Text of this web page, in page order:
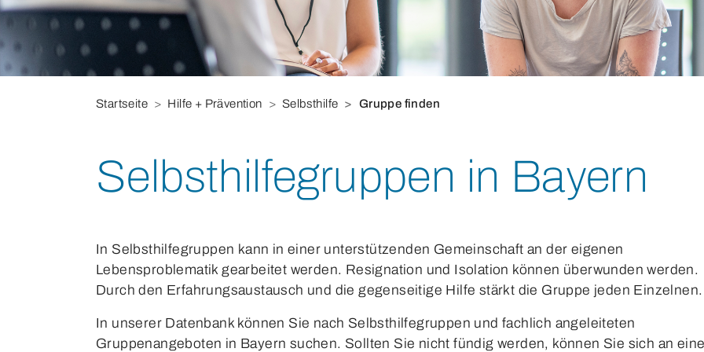
Startseite Hilfe + Prävention Selbsthilfe Gruppe finden
Selbsthilfegruppen in Bayern
In Selbsthilfegruppen kann in einer unterstützenden Gemeinschaft an der eigenen
Lebensproblematik gearbeitet werden. Resignation und Isolation können überwunden werden.
Durch den Erfahrungsaustausch und die gegenseitige Hilfe stärkt die Gruppe jeden Einzelnen.
In unserer Datenbank können Sie nach Selbsthilfegruppen und fachlich angeleiteten
Gruppenangeboten in Bayern suchen. Sollten Sie nicht fündig werden, können Sie sich an